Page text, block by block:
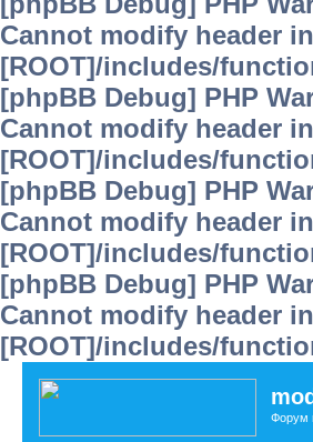
Cannot modify header
[ROOT]/includes/
[phpBB Debug] PHP
Cannot modify header
[ROOT]/includes/
[phpBB Debug] PHP
Cannot modify header
[ROOT]/includes/
[phpBB Debug] PHP
Cannot modify header
[ROOT]/includes/
Форум